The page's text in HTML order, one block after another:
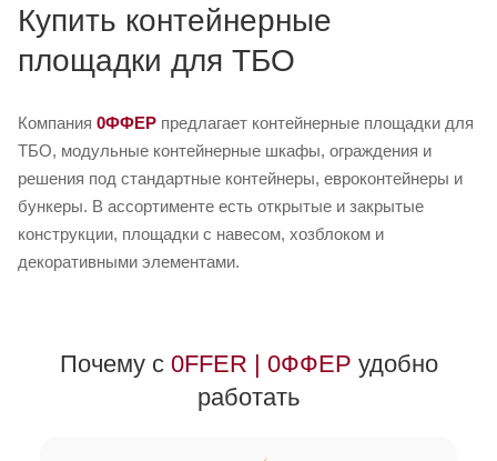
Купить контейнерные
площадки для ТБО
Компания 0ФФЕР предлагает контейнерные площадки для
ТБО, модульные контейнерные шкафы, ограждения и
решения под стандартные контейнеры, евроконтейнеры и
бункеры. В ассортименте есть открытые и закрытые
конструкции, площадки с навесом, хозблоком и
декоративными элементами.
Почему с 0FFER | 0ФФЕР удобно
работать